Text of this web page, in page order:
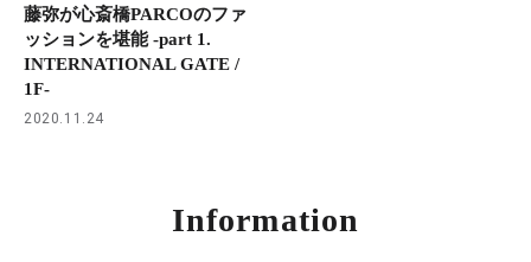
藤弥が心斎橋PARCOのファ
ッションを堪能 -part 1.
INTERNATIONAL GATE /
1F-
2020.11.24
Information